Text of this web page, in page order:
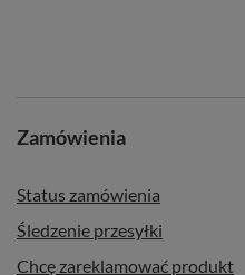
mieszanki, które przeniosą
Czy marzysz o głębokim
zieleni liści senchy 🌱, a
japońskiej herbaty matcha
Zamówienia
Status zamówienia
Śledzenie przesyłki
Chcę zareklamować produkt